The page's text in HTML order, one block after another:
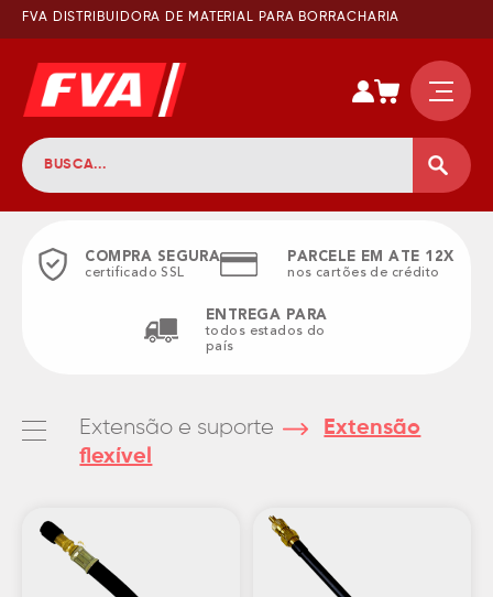
FVA DISTRIBUIDORA DE MATERIAL PARA BORRACHARIA
COMPRA SEGURA
certificado SSL
PARCELE EM ATE 12X
nos cartões de crédito
ENTREGA PARA
todos estados do
país
Extensão e suporte
Extensão
flexível